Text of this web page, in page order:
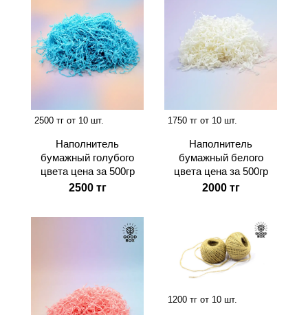
2500 тг от 10 шт.
Наполнитель
бумажный голубого
цвета цена за 500гр
2500 тг
1750 тг от 10 шт.
Наполнитель
бумажный белого
цвета цена за 500гр
2000 тг
1200 тг от 10 шт.